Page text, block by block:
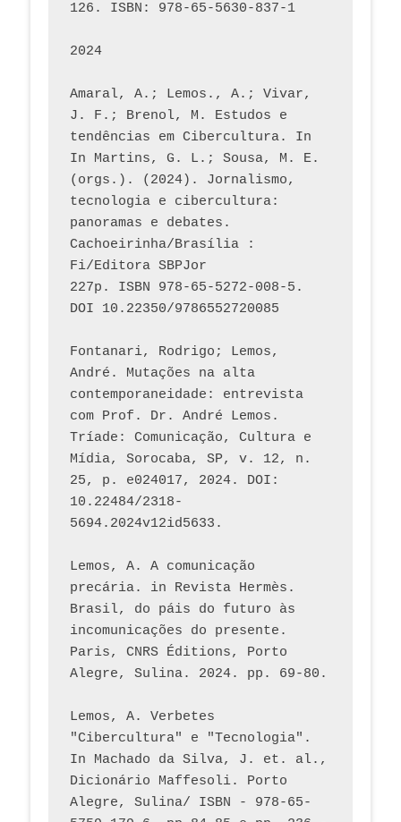
126. ISBN: 978-65-5630-837-1
2024
Amaral, A.; Lemos., A.; Vivar,
J. F.; Brenol, M. Estudos e
tendências em Cibercultura. In
In Martins, G. L.; Sousa, M. E.
(orgs.). (2024). Jornalismo,
tecnologia e cibercultura:
panoramas e debates.
Cachoeirinha/Brasília :
Fi/Editora SBPJor
227p. ISBN 978-65-5272-008-5.
DOI 10.22350/9786552720085
Fontanari, Rodrigo; Lemos,
André. Mutações na alta
contemporaneidade: entrevista
com Prof. Dr. André Lemos.
Tríade: Comunicação, Cultura e
Mídia, Sorocaba, SP, v. 12, n.
25, p. e024017, 2024. DOI:
10.22484/2318-
5694.2024v12id5633.
Lemos, A. A comunicação
precária. in Revista Hermès.
Brasil, do páis do futuro às
incomunicações do presente.
Paris, CNRS Éditions, Porto
Lemos, A. Verbetes
"Cibercultura" e "Tecnologia".
In Machado da Silva, J. et. al.,
Dicionário Maffesoli. Porto
Alegre, Sulina/ ISBN - 978-65-